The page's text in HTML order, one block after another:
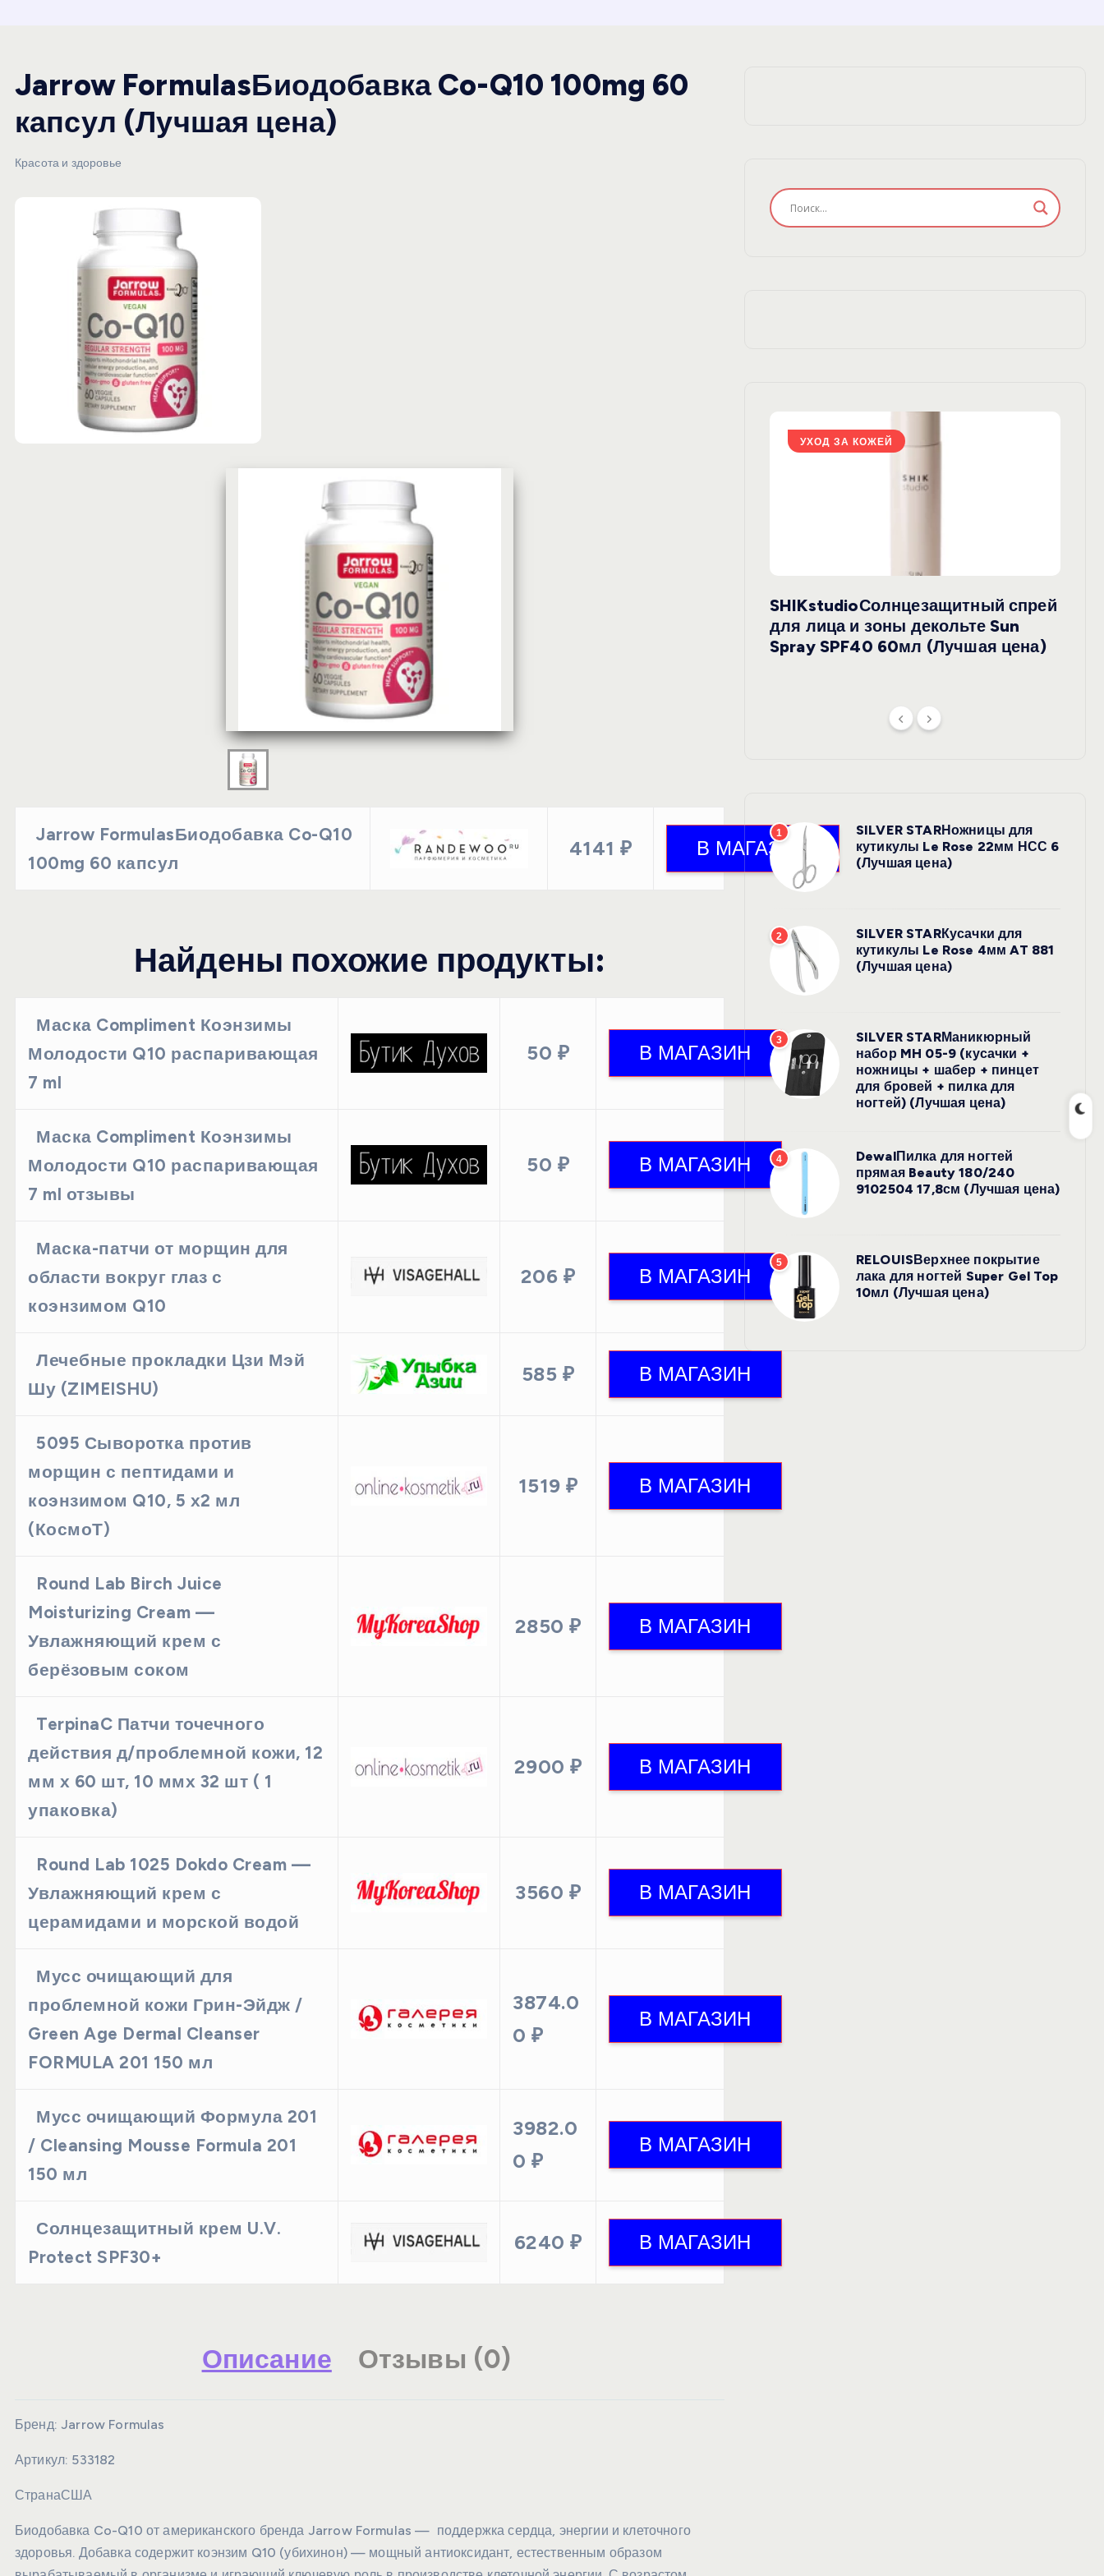
Jarrow FormulasБиодобавка Co-Q10 100mg 60
капсул (Лучшая цена)
Красота и здоровье
Jarrow FormulasБиодобавка Co-Q10
100mg 60 капсул
4141 ₽
Найдены похожие продукты:
Маска Compliment Коэнзимы
Молодости Q10 распаривающая
7 ml
50 ₽
Маска Compliment Коэнзимы
Молодости Q10 распаривающая
7 ml отзывы
50 ₽
Маска-патчи от морщин для
области вокруг глаз с
коэнзимом Q10
206 ₽
Лечебные прокладки Цзи Мэй
Шу (ZIMEISHU)
585 ₽
5095 Сыворотка против
морщин с пептидами и
коэнзимом Q10, 5 х2 мл
(КосмоТ)
1519 ₽
Round Lab Birch Juice
Moisturizing Cream —
Увлажняющий крем с
берёзовым соком
2850 ₽
TerpinaC Патчи точечного
действия д/проблемной кожи, 12
мм х 60 шт, 10 ммх 32 шт ( 1
упаковка)
2900 ₽
Round Lab 1025 Dokdo Cream —
Увлажняющий крем с
церамидами и морской водой
3560 ₽
Мусс очищающий для
проблемной кожи Грин-Эйдж /
Green Age Dermal Cleanser
FORMULA 201 150 мл
3874.0
0 ₽
Мусс очищающий Формула 201
/ Cleansing Mousse Formula 201
150 мл
3982.0
0 ₽
Солнцезащитный крем U.V.
Protect SPF30+
6240 ₽
Описание Отзывы (0)
Бренд: Jarrow Formulas
Артикул: 533182
СтранаСША
Биодобавка Co-Q10 от американского бренда Jarrow Formulas — поддержка сердца, энергии и клеточного
здоровья. Добавка содержит коэнзим Q10 (убихинон) — мощный антиоксидант, естественным образом
УХОД ЗА КОЖЕЙ
SHIKstudioСолнцезащитный спрей
для лица и зоны декольте Sun
Spray SPF40 60мл (Лучшая цена)
1
SILVER STARНожницы для
кутикулы Le Rose 22мм НСС 6
(Лучшая цена)
2
SILVER STARКусачки для
кутикулы Le Rose 4мм AT 881
(Лучшая цена)
3
SILVER STARМаникюрный
набор MH 05-9 (кусачки +
ножницы + шабер + пинцет
для бровей + пилка для
ногтей) (Лучшая цена)
4
DewalПилка для ногтей
прямая Beauty 180/240
9102504 17,8см (Лучшая цена)
5
RELOUISВерхнее покрытие
лака для ногтей Super Gel Top
10мл (Лучшая цена)